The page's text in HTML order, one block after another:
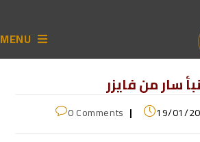
MENU
نبأ سار من فايزر
19/01/
0 Comments